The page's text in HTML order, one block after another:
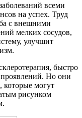
всеми
на успех. Труд
с внешними
мелких сосудов,
улучшит
быстро
проявлений. Но они
которые могут
рисунком